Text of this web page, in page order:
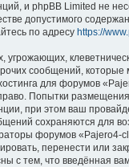
и phpBB Limited не
допустимого
по адресу https://
сообщений, которые
для форумов
Попытки размещения
при этом ваш
сохраняются для
форумов «Pajero4-
перенести или
с тем, что введённая